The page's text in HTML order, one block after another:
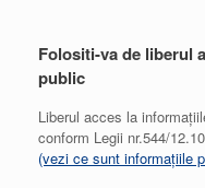
Folositi-va de liberul
public
Liberul acces la
conform Legii nr.544/
(vezi ce sunt informațiile